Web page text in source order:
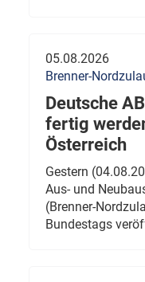
05.08.2026
Brenner-
Deutsche
fertig
Österreich
Gestern
Aus- und
(Brenner-
Bundestags